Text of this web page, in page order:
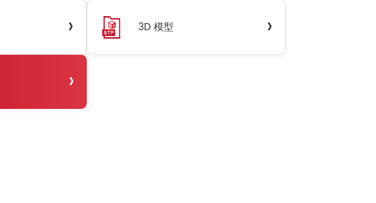
› 3D 模型 ›
›